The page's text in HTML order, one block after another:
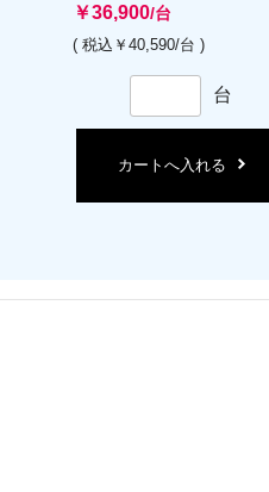
￥36,900/台
( 税込￥40,590/台 )
台
カートへ入れる